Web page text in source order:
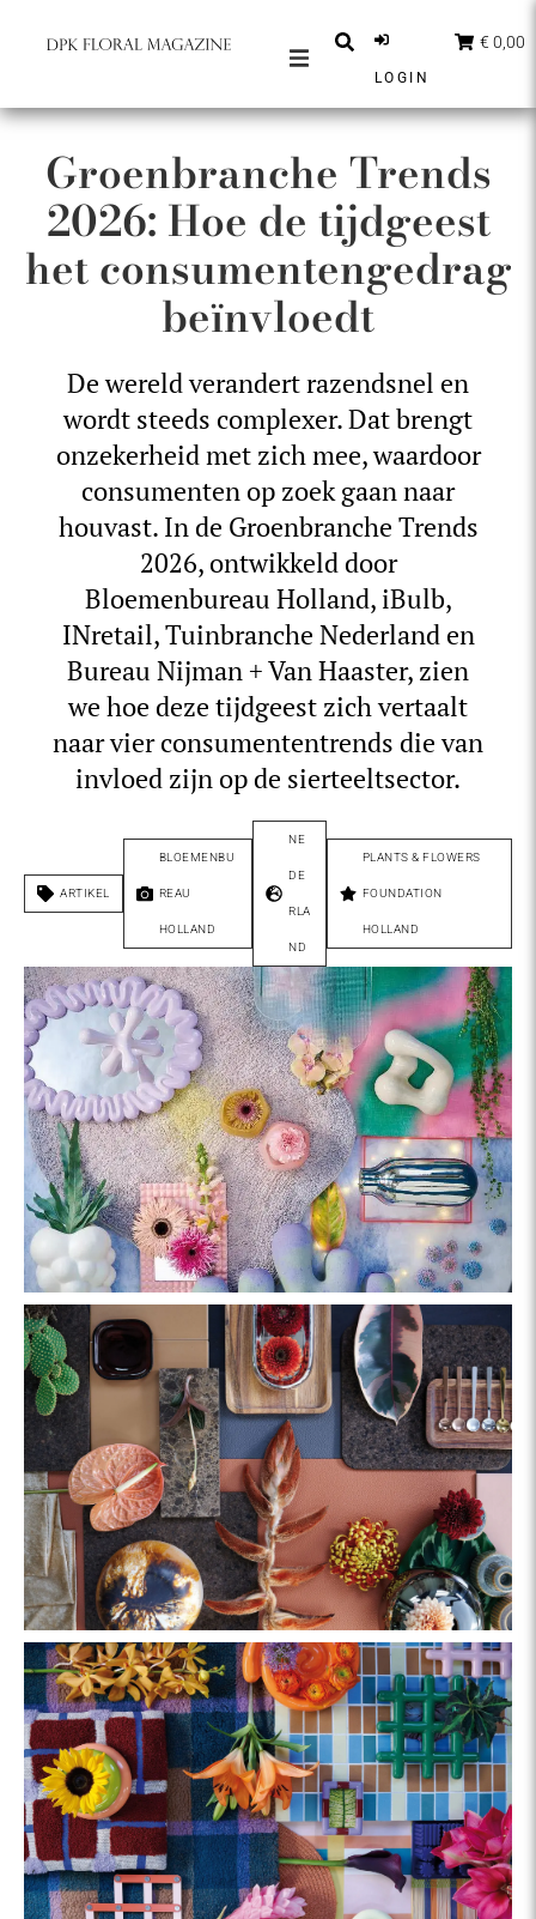
PARTNERS
SHOP
ABONNEER
LOGIN
€ 0,00
Groenbranche Trends
2026: Hoe de tijdgeest
het consumentengedrag
beïnvloedt
De wereld verandert razendsnel en
wordt steeds complexer. Dat brengt
onzekerheid met zich mee, waardoor
consumenten op zoek gaan naar
houvast. In de Groenbranche Trends
2026, ontwikkeld door
Bloemenbureau Holland, iBulb,
INretail, Tuinbranche Nederland en
Bureau Nijman + Van Haaster, zien
we hoe deze tijdgeest zich vertaalt
naar vier consumententrends die van
invloed zijn op de sierteeltsector.
ARTIKEL
BLOEMENBU
REAU
HOLLAND
NE
DE
RLA
ND
PLANTS & FLOWERS
FOUNDATION
HOLLAND